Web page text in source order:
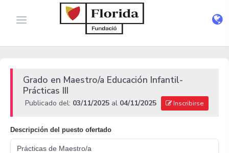
Grado en Maestro/a Educación Infantil-
Prácticas III
Publicado del: 03/11/2025 al 04/11/2025 Inscribirse
Descripción del puesto ofertado
Prácticas de Maestro/a